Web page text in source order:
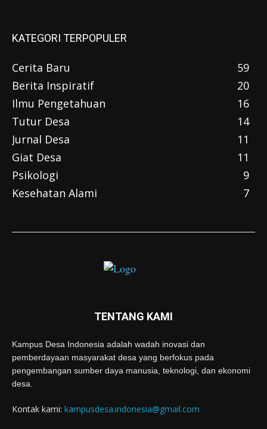
KATEGORI TERPOPULER
Cerita Baru
59
Berita Inspiratif
20
Ilmu Pengetahuan
16
Tutur Desa
14
Jurnal Desa
11
Giat Desa
11
Psikologi
9
Kesehatan Alami
7
TENTANG KAMI
Kampus Desa Indonesia adalah wadah inovasi dan
pemberdayaan masyarakat desa yang berfokus pada
pengembangan sumber daya manusia, teknologi, dan ekonomi
desa.
Kontak kami: kampusdesa.indonesia@gmail.com